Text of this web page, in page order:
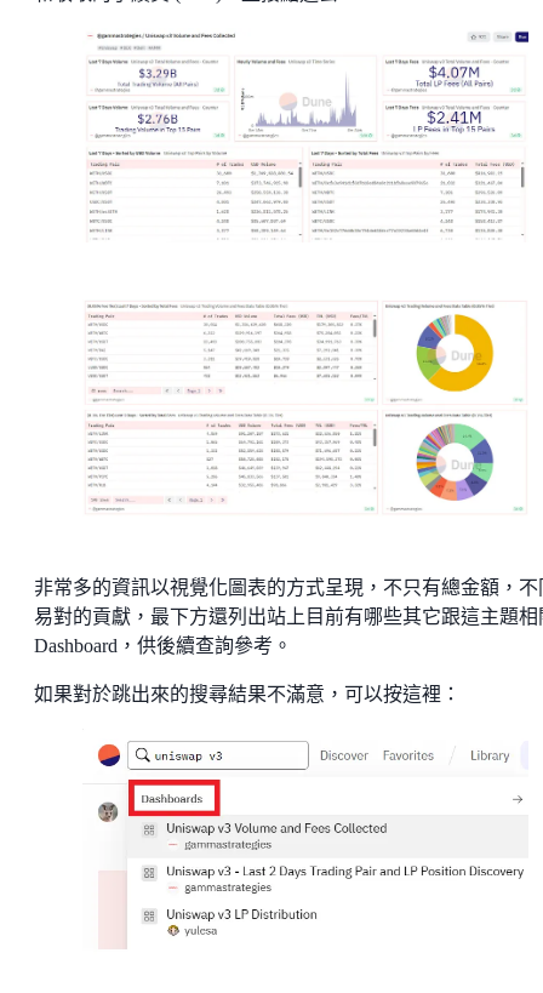
非常多的資訊以視覺化圖表的方式呈現，不只有總金額，不
易對的貢獻，最下方還列出站上目前有哪些其它跟這主題相
Dashboard，供後續查詢參考。
如果對於跳出來的搜尋結果不滿意，可以按這裡：